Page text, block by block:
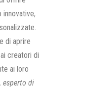
innovative,
di aprire
creatori di
ai loro
esperto di